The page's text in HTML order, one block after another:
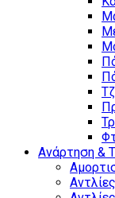
Ανάρτηση &